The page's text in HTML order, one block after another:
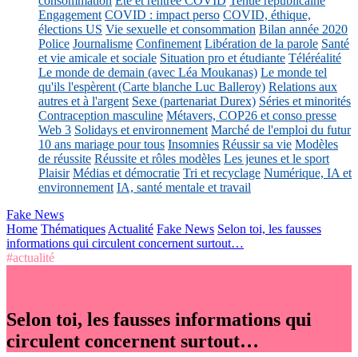
Engagement COVID : impact perso COVID, éthique,
élections US Vie sexuelle et consommation Bilan année 2020
Police Journalisme Confinement Libération de la parole Santé
et vie amicale et sociale Situation pro et étudiante Téléréalité
Le monde de demain (avec Léa Moukanas) Le monde tel
qu'ils l'espèrent (Carte blanche Luc Balleroy) Relations aux
autres et à l'argent Sexe (partenariat Durex) Séries et minorités
Contraception masculine Métavers, COP26 et conso presse
Web 3 Solidays et environnement Marché de l'emploi du futur
10 ans mariage pour tous Insomnies Réussir sa vie Modèles
de réussite Réussite et rôles modèles Les jeunes et le sport
Plaisir Médias et démocratie Tri et recyclage Numérique, IA et
environnement IA, santé mentale et travail
Fake News
Home Thématiques Actualité Fake News Selon toi, les fausses
informations qui circulent concernent surtout…
#actualité
Selon toi, les fausses informations qui
circulent concernent surtout…